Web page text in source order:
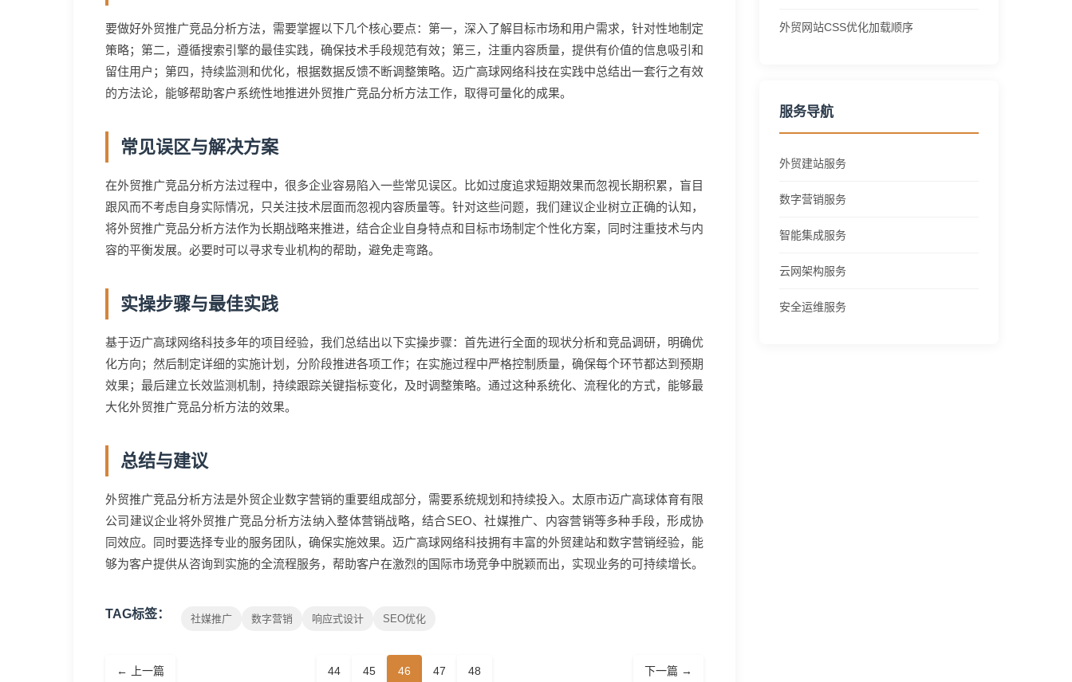
要做好外贸推广竞品分析方法，需要掌握以下几个核心要点：第一，深入了解目标市场和用户需求，针对性地制定
策略；第二，遵循搜索引擎的最佳实践，确保技术手段规范有效；第三，注重内容质量，提供有价值的信息吸引和
留住用户；第四，持续监测和优化，根据数据反馈不断调整策略。迈广高球网络科技在实践中总结出一套行之有效
的方法论，能够帮助客户系统性地推进外贸推广竞品分析方法工作，取得可量化的成果。
常见误区与解决方案
在外贸推广竞品分析方法过程中，很多企业容易陷入一些常见误区。比如过度追求短期效果而忽视长期积累，盲目
跟风而不考虑自身实际情况，只关注技术层面而忽视内容质量等。针对这些问题，我们建议企业树立正确的认知，
将外贸推广竞品分析方法作为长期战略来推进，结合企业自身特点和目标市场制定个性化方案，同时注重技术与内
容的平衡发展。必要时可以寻求专业机构的帮助，避免走弯路。
实操步骤与最佳实践
基于迈广高球网络科技多年的项目经验，我们总结出以下实操步骤：首先进行全面的现状分析和竞品调研，明确优
化方向；然后制定详细的实施计划，分阶段推进各项工作；在实施过程中严格控制质量，确保每个环节都达到预期
效果；最后建立长效监测机制，持续跟踪关键指标变化，及时调整策略。通过这种系统化、流程化的方式，能够最
大化外贸推广竞品分析方法的效果。
总结与建议
外贸推广竞品分析方法是外贸企业数字营销的重要组成部分，需要系统规划和持续投入。太原市迈广高球体育有限
公司建议企业将外贸推广竞品分析方法纳入整体营销战略，结合SEO、社媒推广、内容营销等多种手段，形成协
同效应。同时要选择专业的服务团队，确保实施效果。迈广高球网络科技拥有丰富的外贸建站和数字营销经验，能
够为客户提供从咨询到实施的全流程服务，帮助客户在激烈的国际市场竞争中脱颖而出，实现业务的可持续增长。
TAG标签： 社媒推广 数字营销 响应式设计 SEO优化
← 上一篇 44 45 46 47 48 下一篇 →
外贸网站CSS优化加载顺序
服务导航
外贸建站服务
数字营销服务
智能集成服务
云网架构服务
安全运维服务